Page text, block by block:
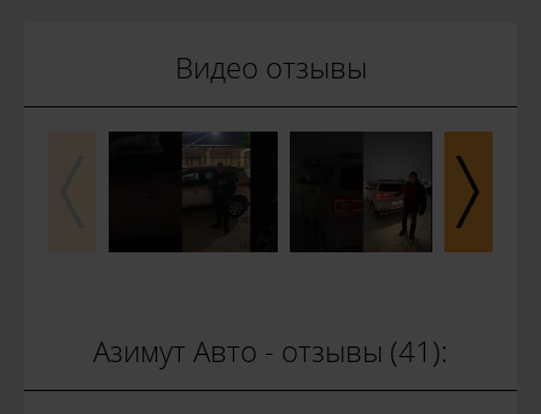
Видео отзывы
Азимут Авто - отзывы (41):